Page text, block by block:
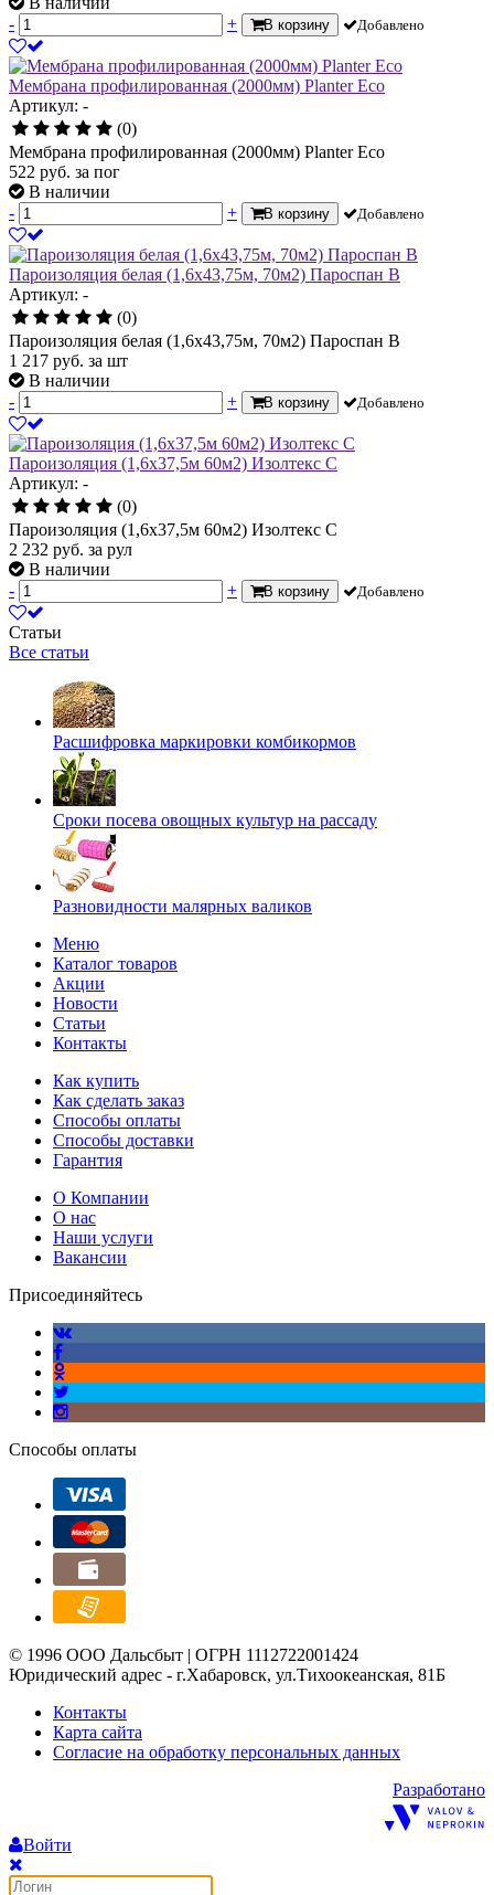
-
+ В корзину Добавлено
Мембрана профилированная (2000мм) Planter Eco
Артикул: -
(0)
Мембрана профилированная (2000мм) Planter Eco
522 руб. за пог
В наличии
-
+ В корзину Добавлено
Пароизоляция белая (1,6х43,75м, 70м2) Пароспан В
Артикул: -
(0)
Пароизоляция белая (1,6х43,75м, 70м2) Пароспан В
1 217 руб. за шт
В наличии
-
+ В корзину Добавлено
Пароизоляция (1,6х37,5м 60м2) Изолтекс С
Артикул: -
(0)
Пароизоляция (1,6х37,5м 60м2) Изолтекс С
2 232 руб. за рул
В наличии
-
+ В корзину Добавлено
Статьи
Все статьи
Расшифровка маркировки комбикормов
Сроки посева овощных культур на рассаду
Разновидности малярных валиков
Меню
Каталог товаров
Акции
Новости
Статьи
Контакты
Как купить
Как сделать заказ
Способы оплаты
Способы доставки
Гарантия
О Компании
О нас
Наши услуги
Вакансии
Присоединяйтесь
Способы оплаты
© 1996 ООО Дальсбыт | ОГРН 1112722001424
Юридический адрес - г.Хабаровск, ул.Тихоокеанская, 81Б
Контакты
Карта сайта
Согласие на обработку персональных данных
Разработано
Войти